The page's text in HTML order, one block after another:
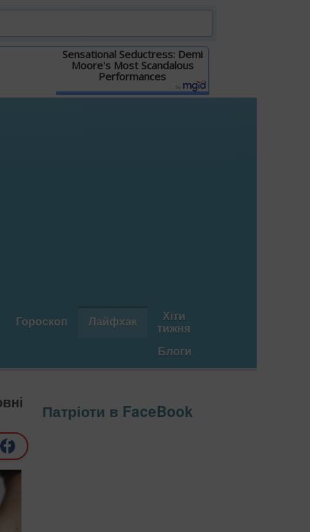
Sensational Seductress: Demi
Moore's Most Scandalous
Performances
Детальніше
Гороскоп Лайфхак Хіти
тижня
Блоги
Патріоти в FaceBook